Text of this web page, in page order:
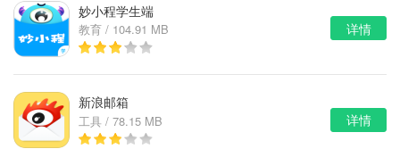
妙小程学生端
教育 / 104.91 MB 详情
新浪邮箱
工具 / 78.15 MB 详情